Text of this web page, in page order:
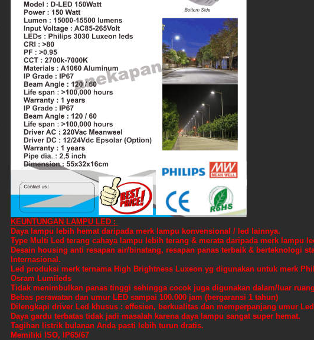
KEUNTUNGAN LAMPU LED :
Daya lampu lebih hemat daripada merk lampu konvensional / led lainnya.
Type Multi Led terang cahaya lampu lebih terang & merata daripada merk lampu
Desain housing anti resapan air/binatang, resapan panas terbaik & berteknologi
Internasional.
Led produksi merk ternama High Brightness Luxeon yg digunakan untuk merk
Osram Lumileds
Tidak menimbulkan panas tinggi sehingga cocok juga digunakan dalam/luar
Bebas perawatan dan umur LED sampai 100.000 jam (bergaransi 1 tahun)
Dilengkapi driver Led khusus : effesien, berkualitas dan memperpanjang umur
Daya gardu terbatas tidak jadi masalah karena daya lampu sangat super hemat.
Tagihan listrik bulanan Anda pasti lebih turun dratis.
Memiliki ISO, IP65/67